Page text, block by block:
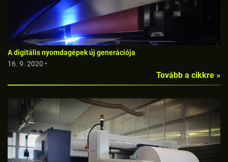
A digitális nyomdagépek új generációja
16. 9. 2020 •
Tovább a cikkre »